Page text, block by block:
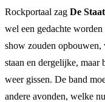
Rockportaal zag De Staat
wel een gedachte
show zouden opbouwen,
staan en dergelijke,
weer gissen. De band
andere avonden, welke